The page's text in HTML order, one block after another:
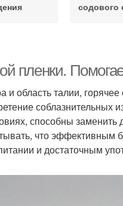
содового
пленки.
область талии,
соблазнительных
способны заменить
что
и достаточным